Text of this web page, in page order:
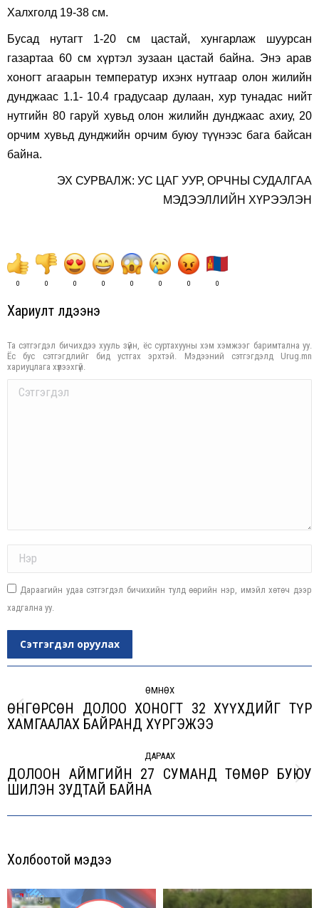
Халхголд 19-38 см.
Бусад нутагт 1-20 см цастай, хунгарлаж шуурсан
газартаа 60 см хүртэл зузаан цастай байна. Энэ арав
хоногт агаарын температур ихэнх нутгаар олон жилийн
дунджаас 1.1- 10.4 градусаар дулаан, хур тунадас нийт
нутгийн 80 гаруй хувьд олон жилийн дунджаас ахиу, 20
орчим хувьд дунджийн орчим буюу түүнээс бага байсан
байна.
ЭХ СУРВАЛЖ: УС ЦАГ УУР, ОРЧНЫ СУДАЛГАА
МЭДЭЭЛЛИЙН ХҮРЭЭЛЭН
0 0 0 0 0 0 0 0
Хариулт үлдээнэ үү
Та сэтгэгдэл бичихдээ хууль зүйн, ёс суртахууны хэм хэмжээг баримтална уу.
Ёс бус сэтгэгдлийг бид устгах эрхтэй. Мэдээний сэтгэгдэлд Urug.mn
хариуцлага хүлээхгүй.
Comment
Дараагийн удаа сэтгэгдэл бичихийн тулд өөрийн нэр, имэйл хөтөч дээр
хадгална уу.
Сэтгэгдэл оруулах
navigation
ӨМНӨХ
Previous
ӨНГӨРСӨН ДОЛОО ХОНОГТ 32 ХҮҮХДИЙГ ТҮР
ХАМГААЛАХ БАЙРАНД ХҮРГЭЖЭЭ
ДАРААХ
Next
ДОЛООН АЙМГИЙН 27 СУМАНД ТӨМӨР БУЮУ
ШИЛЭН ЗУДТАЙ БАЙНА
Холбоотой мэдээ